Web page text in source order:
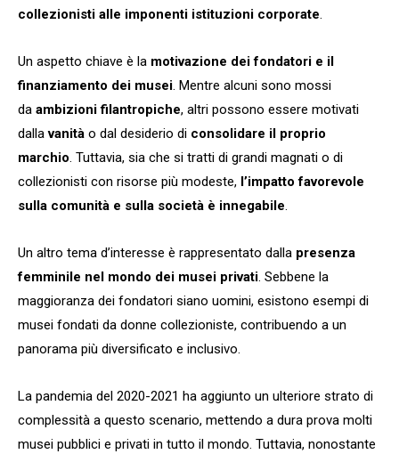
collezionisti alle imponenti istituzioni corporate.
Un aspetto chiave è la motivazione dei fondatori e il
finanziamento dei musei. Mentre alcuni sono mossi
da ambizioni filantropiche, altri possono essere motivati
dallavanità o dal desiderio di consolidare il proprio
marchio. Tuttavia, sia che si tratti di grandi magnati o di
collezionisti con risorse più modeste, l’impatto favorevole
sulla comunità e sulla società è innegabile.
Un altro tema d’interesse è rappresentato dalla presenza
femminile nel mondo dei musei privati. Sebbene la
maggioranza dei fondatori siano uomini, esistono esempi di
musei fondati da donne collezioniste, contribuendo a un
panorama più diversificato e inclusivo.
La pandemia del 2020-2021 ha aggiunto un ulteriore strato di
complessità a questo scenario, mettendo a dura prova molti
musei pubblici e privati in tutto il mondo. Tuttavia, nonostante